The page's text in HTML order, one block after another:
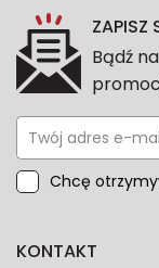
ZAPISZ
Bądź
Chcę
przeze mnie
dotyczące
KONTAKT